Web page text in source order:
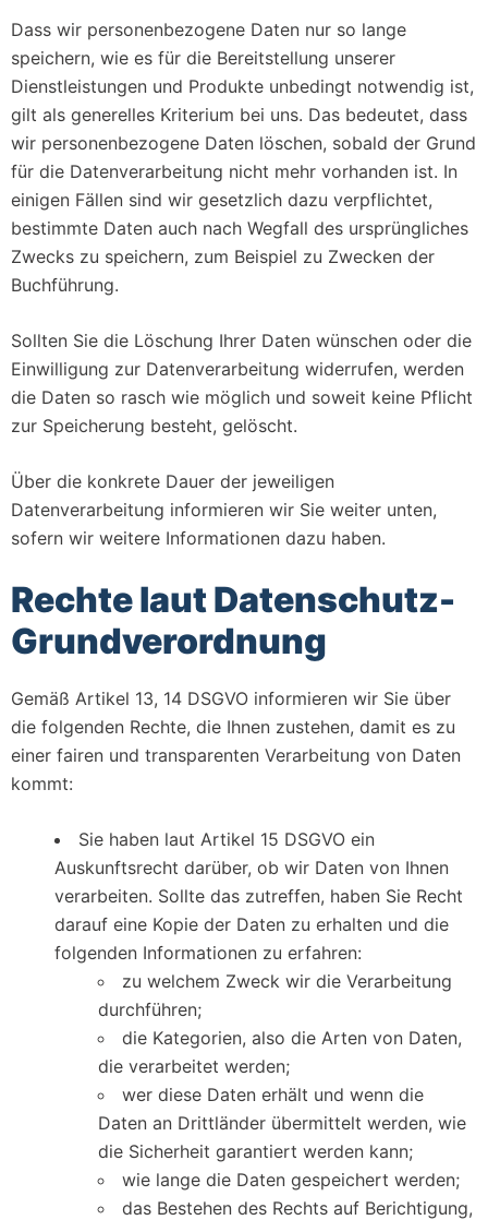
Dass wir personenbezogene Daten nur so lange
speichern, wie es für die Bereitstellung unserer
Dienstleistungen und Produkte unbedingt notwendig ist,
gilt als generelles Kriterium bei uns. Das bedeutet, dass
wir personenbezogene Daten löschen, sobald der Grund
für die Datenverarbeitung nicht mehr vorhanden ist. In
einigen Fällen sind wir gesetzlich dazu verpflichtet,
bestimmte Daten auch nach Wegfall des ursprüngliches
Zwecks zu speichern, zum Beispiel zu Zwecken der
Buchführung.
Sollten Sie die Löschung Ihrer Daten wünschen oder die
Einwilligung zur Datenverarbeitung widerrufen, werden
die Daten so rasch wie möglich und soweit keine Pflicht
zur Speicherung besteht, gelöscht.
Über die konkrete Dauer der jeweiligen
Datenverarbeitung informieren wir Sie weiter unten,
sofern wir weitere Informationen dazu haben.
Rechte laut Datenschutz-
Grundverordnung
Gemäß Artikel 13, 14 DSGVO informieren wir Sie über
die folgenden Rechte, die Ihnen zustehen, damit es zu
einer fairen und transparenten Verarbeitung von Daten
kommt:
Sie haben laut Artikel 15 DSGVO ein
Auskunftsrecht darüber, ob wir Daten von Ihnen
verarbeiten. Sollte das zutreffen, haben Sie Recht
darauf eine Kopie der Daten zu erhalten und die
folgenden Informationen zu erfahren:
zu welchem Zweck wir die Verarbeitung
durchführen;
die Kategorien, also die Arten von Daten,
die verarbeitet werden;
wer diese Daten erhält und wenn die
Daten an Drittländer übermittelt werden, wie
die Sicherheit garantiert werden kann;
wie lange die Daten gespeichert werden;
das Bestehen des Rechts auf Berichtigung,